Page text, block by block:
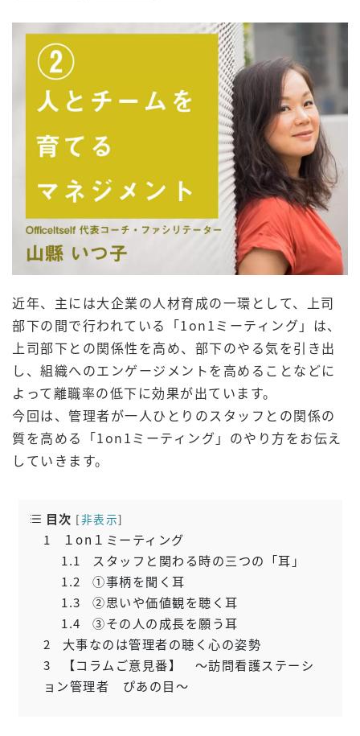
近年、主には大企業の人材育成の一環として、上司
部下の間で行われている「1on1ミーティング」は、
上司部下との関係性を高め、部下のやる気を引き出
し、組織へのエンゲージメントを高めることなどに
よって離職率の低下に効果が出ています。
今回は、管理者が一人ひとりのスタッフとの関係の
質を高める「1on1ミーティング」のやり方をお伝え
していきます。
目次 [非表示]
1
１on１ミーティング
1.1
スタッフと関わる時の三つの「耳」
1.2
①事柄を聞く耳
1.3
②思いや価値観を聴く耳
1.4
③その人の成長を願う耳
2
大事なのは管理者の聴く心の姿勢
3
【コラムご意見番】 ～訪問看護ステーシ
ョン管理者 ぴあの目～